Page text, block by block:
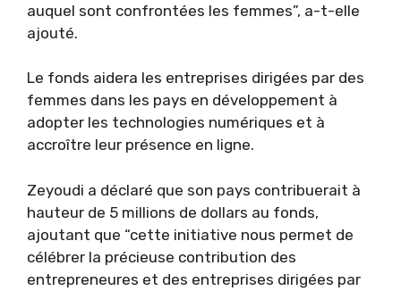
auquel sont confrontées les femmes”, a-t-elle
ajouté.
Le fonds aidera les entreprises dirigées par des
femmes dans les pays en développement à
adopter les technologies numériques et à
accroître leur présence en ligne.
Zeyoudi a déclaré que son pays contribuerait à
hauteur de 5 millions de dollars au fonds,
ajoutant que “cette initiative nous permet de
célébrer la précieuse contribution des
entrepreneures et des entreprises dirigées par